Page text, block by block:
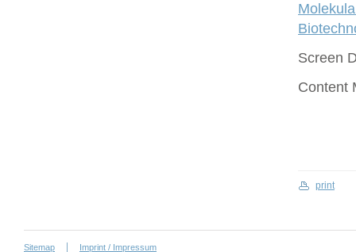
Screen
Content
print
Sitemap Imprint / Impressum